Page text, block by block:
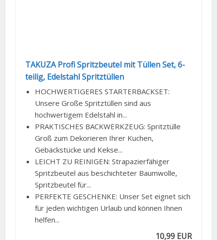
TAKUZA Profi Spritzbeutel mit Tüllen Set, 6-
teilig, Edelstahl Spritztüllen
HOCHWERTIGERES STARTERBACKSET:
Unsere Große Spritztüllen sind aus
hochwertigem Edelstahl in...
PRAKTISCHES BACKWERKZEUG: Spritztülle
Groß zum Dekorieren Ihrer Kuchen,
Gebäckstücke und Kekse...
LEICHT ZU REINIGEN: Strapazierfähiger
Spritzbeutel aus beschichteter Baumwolle,
Spritzbeutel für...
PERFEKTE GESCHENKE: Unser Set eignet sich
für jeden wichtigen Urlaub und können Ihnen
helfen...
10,99 EUR